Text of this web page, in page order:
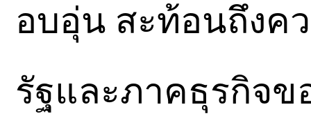
อบอุ่น สะท้อนถึงค
รัฐและภาคธุรกิจข